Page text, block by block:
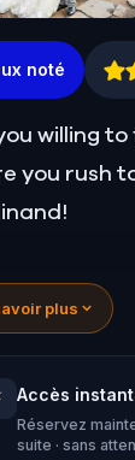
noté
willing
you rush
San
at the
plus
Accès
Réservez
suite · sans